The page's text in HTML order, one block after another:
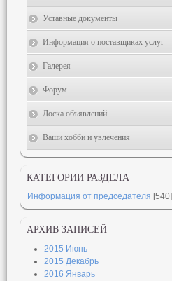
Уставные документы
Информация о поставщиках услуг
Галерея
Форум
Доска объявлений
Ваши хобби и увлечения
КАТЕГОРИИ РАЗДЕЛА
Информация от председателя [540]
АРХИВ ЗАПИСЕЙ
2015 Июнь
2015 Декабрь
2016 Январь